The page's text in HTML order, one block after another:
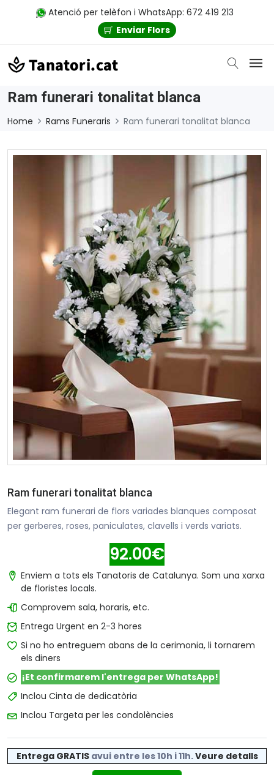
Atenció per telèfon i WhatsApp: 672 419 213
Enviar Flors
Ram funerari tonalitat blanca
Home Rams Funeraris Ram funerari tonalitat blanca
Ram funerari tonalitat blanca
Elegant ram funerari de flors variades blanques composat
per gerberes, roses, paniculates, clavells i verds variats.
92.00€
Enviem a tots els Tanatoris de Catalunya. Som una xarxa
de floristes locals.
Comprovem sala, horaris, etc.
Entrega Urgent en 2-3 hores
Si no ho entreguem abans de la cerimonia, li tornarem
els diners
¡Et confirmarem l'entrega per WhatsApp!
Inclou Cinta de dedicatòria
Inclou Targeta per les condolències
Entrega GRATIS avui entre les 10h i 11h.Veure detalls